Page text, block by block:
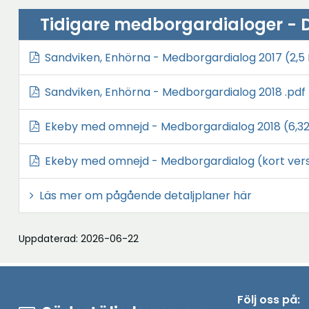
s
t
e
r
Tidigare medborgardialoger -
Sandviken, Enhörna - Medborgardialog 2017 (2,5
Sandviken, Enhörna - Medborgardialog 2018 .pdf
Ekeby med omnejd - Medborgardialog 2018
Ekeby med omnejd - Medborgardialog (kort
Läs mer om pågående detaljplaner här
Uppdaterad: 2026-06-22
Följ oss på: